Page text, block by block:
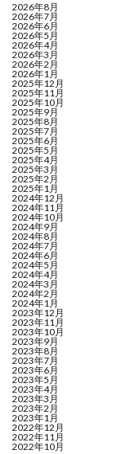
2026年8月
2026年7月
2026年6月
2026年5月
2026年4月
2026年3月
2026年2月
2026年1月
2025年12月
2025年11月
2025年10月
2025年9月
2025年8月
2025年7月
2025年6月
2025年5月
2025年4月
2025年3月
2025年2月
2025年1月
2024年12月
2024年11月
2024年10月
2024年9月
2024年8月
2024年7月
2024年6月
2024年5月
2024年4月
2024年3月
2024年2月
2024年1月
2023年12月
2023年11月
2023年10月
2023年9月
2023年8月
2023年7月
2023年6月
2023年5月
2023年4月
2023年3月
2023年2月
2023年1月
2022年12月
2022年11月
2022年10月